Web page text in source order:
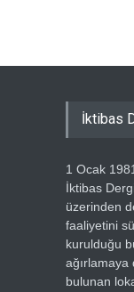
İktibas
1 Ocak
İktibas
üzerinden
faaliyetini
kurulduğu
bulunan